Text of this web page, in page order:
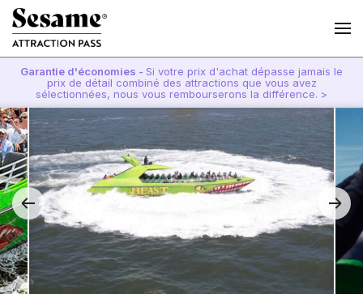
Garantie d'économies - Si votre prix d'achat dépasse jamais le
prix de détail combiné des attractions que vous avez
sélectionnées, nous vous rembourserons la différence. >